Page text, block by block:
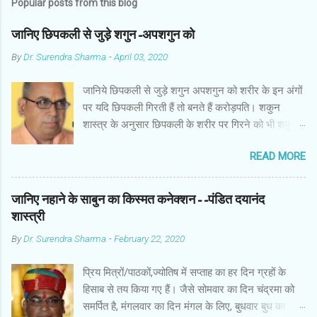
Popular posts from this blog
जानिए छिपकली से जुड़े शगुन-अपशगुन को
ByDr. Surendra Sharma -April 03, 2020
जानिये छिपकली से जुड़े शगुन अपशगुन को शरीर के इन अंगों
पर यदि छिपकली गिरती हैं तो बनते हैं करोड़पति। शकुन
शास्त्र के अनुसार छिपकली के शरीर पर गिरने को भी शकुन/
पाई जाती है, एक जंगली और एक घरेलू। छिपकली की जंगली
नस्ल को गिरगिट कहा जाता है जबकि घरों में पाई जाने वाली
छिपकली घरेलू छिपकली कही जाती है। शकुन शास्त्र के
अनुसार छिपकली के शरीर पर गिरने को भी शकुन/अपशकुन
के दाहिनी तरफ गिरना ठीक होता है। इसी प्रकार छिपकली का
की ओर गिरना अच्छा नहीं होता। रविवार या मंगलवार को लाल
रंग की छिपकली तथा शनिवार को काले रंग की छिपकली से
कम हानि होती है। ✍🏻✍🏻🌷🌷👉🏻👉🏻 छिपकली होती है मां
READ MORE
जानिए नहाने के साबुन का किस्मत कनेक्शन--पंडित दयानंद
शास्त्री
ByDr. Surendra Sharma -February 22, 2020
प्रिय मित्रों/पाठकों,ज्योतिष में सप्ताह का हर दिन ग्रहों के
हिसाब से तय किया गए हैं। जैसे सोमवार का दिन चंद्रमा को
समर्पित है, मंगलवार का दिन मंगल के लिए, बुधवार बुध का